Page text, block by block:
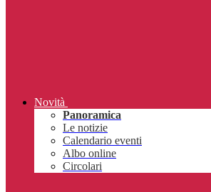
Novità
Panoramica
Le notizie
Calendario eventi
Albo online
Circolari